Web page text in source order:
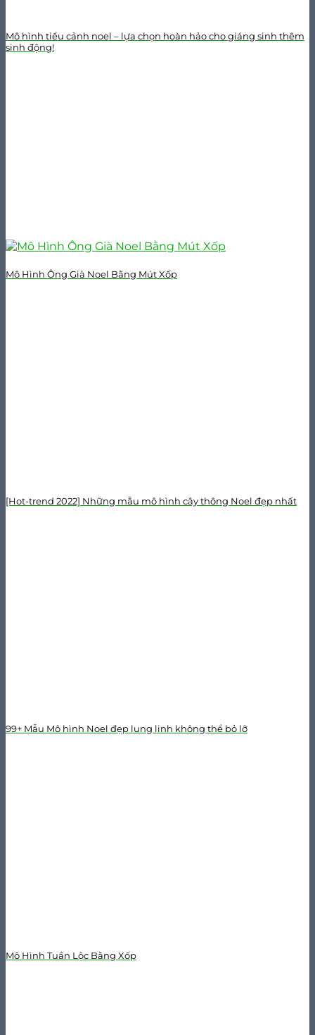
Mô hình tiểu cảnh noel – lựa chọn hoàn hảo cho giáng sinh thêm
sinh động!
Mô Hình Ông Già Noel Bằng Mút Xốp
[Hot-trend 2022] Những mẫu mô hình cây thông Noel đẹp nhất
99+ Mẫu Mô hình Noel đẹp lung linh không thể bỏ lỡ
Mô Hình Tuần Lộc Bằng Xốp